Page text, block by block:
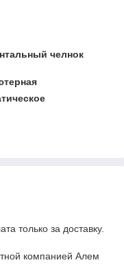
челнок
только за доставку.
компанией Алем